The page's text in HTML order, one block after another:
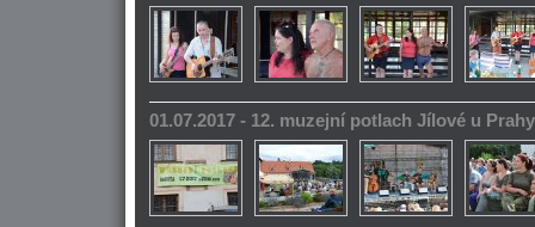
01.07.2017 - 12. muzejní potlach Jílové u Prahy